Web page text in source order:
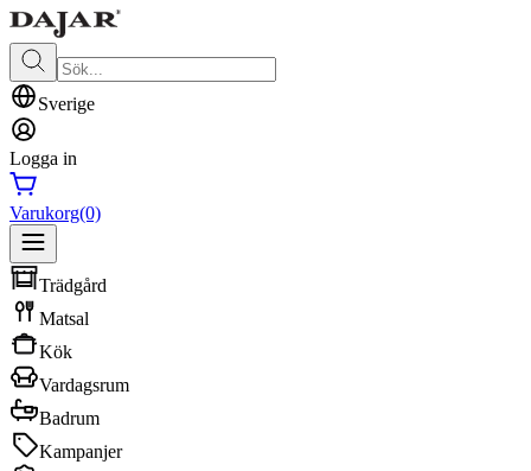
Sverige
Logga in
Varukorg(0)
Trädgård
Matsal
Kök
Vardagsrum
Badrum
Kampanjer